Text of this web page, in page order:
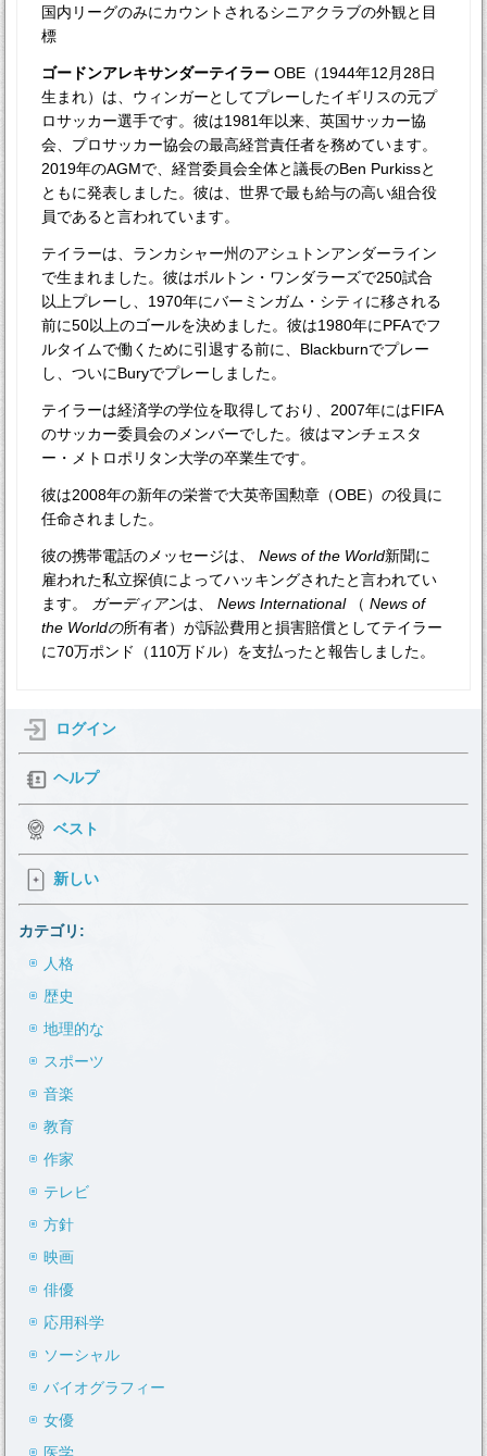
国内リーグのみにカウントされるシニアクラブの外観と目
標
ゴードンアレキサンダーテイラー OBE（1944年12月28日
生まれ）は、ウィンガーとしてプレーしたイギリスの元プ
ロサッカー選手です。彼は1981年以来、英国サッカー協
会、プロサッカー協会の最高経営責任者を務めています。
2019年のAGMで、経営委員会全体と議長のBen Purkissと
ともに発表しました。彼は、世界で最も給与の高い組合役
員であると言われています。
テイラーは、ランカシャー州のアシュトンアンダーライン
で生まれました。彼はボルトン・ワンダラーズで250試合
以上プレーし、1970年にバーミンガム・シティに移される
前に50以上のゴールを決めました。彼は1980年にPFAでフ
ルタイムで働くために引退する前に、Blackburnでプレー
し、ついにBuryでプレーしました。
テイラーは経済学の学位を取得しており、2007年にはFIFA
のサッカー委員会​​のメンバーでした。彼はマンチェスタ
ー・メトロポリタン大学の卒業生です。
彼は2008年の新年の栄誉で大英帝国勲章（OBE）の役員に
任命されました。
彼の携帯電話のメッセージは、News of the World新聞に
雇われた私立探偵によってハッキングされたと言われてい
ます。 ガーディアンは、News International（News of
the Worldの所有者）が訴訟費用と損害賠償としてテイラー
に70万ポンド（110万ドル）を支払ったと報告しました。
ログイン
ヘルプ
ベスト
新しい
カテゴリ:
人格
歴史
地理的な
スポーツ
音楽
教育
作家
テレビ
方針
映画
俳優
応用科学
ソーシャル
バイオグラフィー
女優